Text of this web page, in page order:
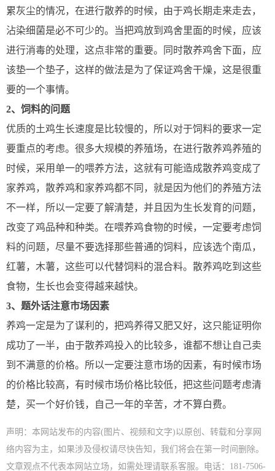
累灰尘的情况，在进行散养的时候，由于鸡长期走来走去，
沾染细菌是必不可少的。当把鸡放到鸡舍里面的时候，应该
进行消毒的处理，这点非常的重要。同时散养鸡舍下面，应
该垫一个垫子，这样的做法是为了保证鸡舍干燥，这是很重
要的一个事情。
2、饲料的问题
优质的土鸡生长速度是比较慢的，所以对于饲料的要求一定
要重点的考虑。很多大规模的养殖场，在进行散养鸡养殖的
时候，采用单一的喂养方法，这就有可能造成散养鸡变成了
家养鸡，散养鸡和家养鸡都不同，就是因为他们的养殖方法
不一样，所以一定要了解清楚，并且因为生长发育的问题，
改变了鸡品种和种类。在喂养鸡食物的时候，一定要考虑饲
料的问题，尽量不要选择那些普通的饲料，应该选个南瓜，
红薯，木薯，这些可以代替饲料的混合料。散养鸡吃到这些
食物，生长也会变得越来越快。
3、题外话注意市场因素
养鸡一定是为了谋利的，把鸡养得又肥又好，这只能证明你
成功了一半，由于散养鸡投入的比较多，谁都不想让自己卖
到不满意的价格。所以一定要注意市场的因素，有时候市场
的价格比较高，有时候市场价格比较低，把这些问题考虑清
楚，买一个好价钱，自己一年的辛苦，才不算白费。
声明：本网站发布的内容(图片、视频和文字)以原创、转载和分享网
络内容为主，如果涉及侵权请尽快告知，我们将会在第一时间删除。
文章观点不代表本网站立场，如需处理请联系客服。电话：181-7506-